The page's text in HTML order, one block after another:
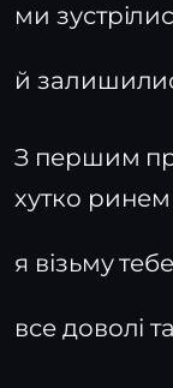
ми
й
З першим
хутко
я візьму
все доволі